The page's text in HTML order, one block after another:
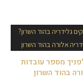
מספר עובדות
בהוד השרון